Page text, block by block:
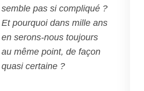
semble pas si compliqué ?
Et pourquoi dans mille ans
en serons-nous toujours
au même point, de façon
quasi certaine ?